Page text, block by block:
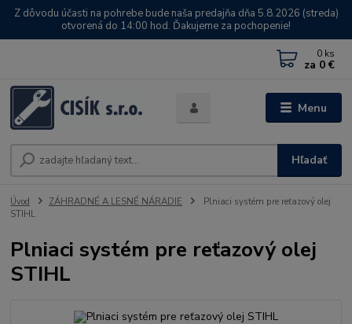
Z dôvodu účasti na pohrebe bude naša predajňa dňa 5.8.2026 (streda)
otvorená do 14:00 hod. Ďakujeme za pochopenie!
Menu
Hľadať
0 ks
za 0 €
Úvod ZÁHRADNÉ A LESNÉ NÁRADIE
Plniaci systém pre reťazový olej
STIHL
Plniaci systém pre reťazový olej
STIHL